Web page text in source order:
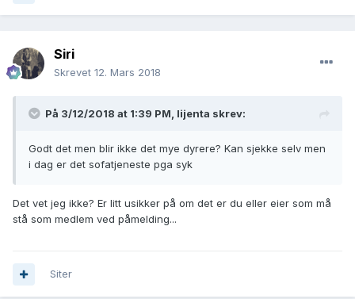
Siri
Skrevet 12. Mars 2018
På 3/12/2018 at 1:39 PM, lijenta skrev:
Godt det men blir ikke det mye dyrere? Kan sjekke selv men
i dag er det sofatjeneste pga syk
Det vet jeg ikke? Er litt usikker på om det er du eller eier som må
stå som medlem ved påmelding...
Siter